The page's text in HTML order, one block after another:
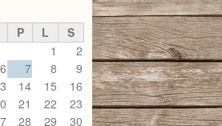
P L
S
1
2
6 7 8
9
14 15
16
21 22
23
28 29 30